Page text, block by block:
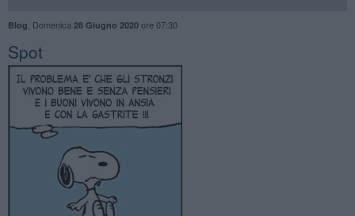
Blog Domenica 28 Giugno 2020ore 07:30
Spot